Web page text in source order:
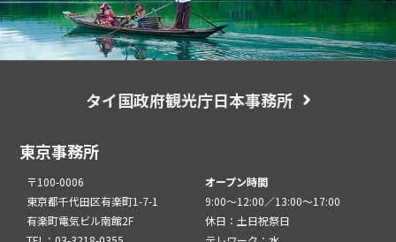
タイ国政府観光庁日本事務所
東京事務所
〒100-0006
東京都千代田区有楽町1-7-1
有楽町電気ビル南館2F
オープン時間
9:00～12:00／13:00～17:00
休日：土日祝祭日